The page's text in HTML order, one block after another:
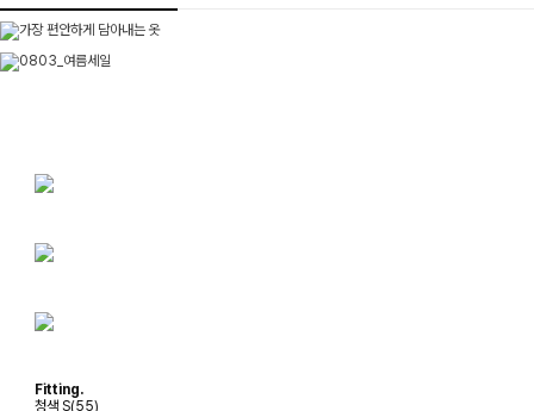
Fitting.
청색 S(55)